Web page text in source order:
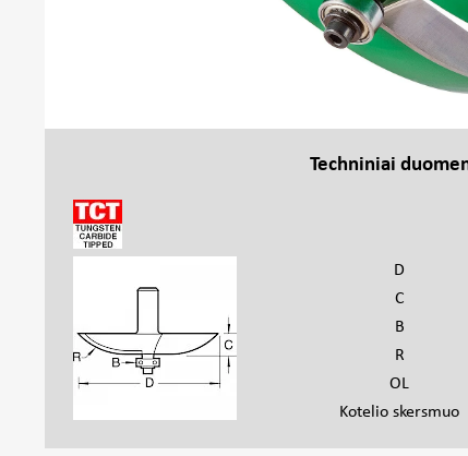
Techniniai
D
C
B
R
OL
Kotelio skersmuo